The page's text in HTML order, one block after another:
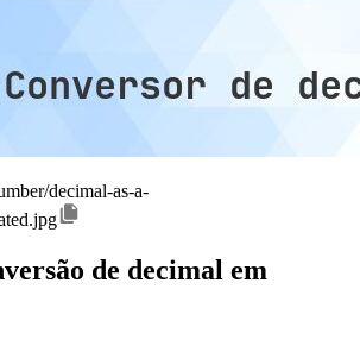
decimal-as-a-
de decimal em